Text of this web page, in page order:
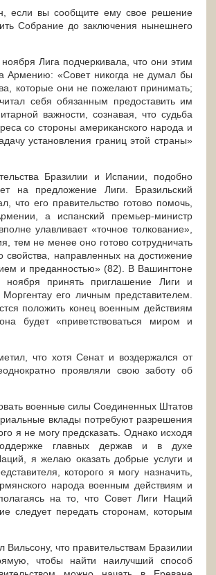
если вы сообщите ему свое решение
Собрание до заключения нынешнего
Лига подчеркивала, что они этим
Армению: «Совет никогда не думал бы
которые они не пожелают принимать;
себя обязанным предоставить им
важности, сознавая, что судьба
со стороны американского народа и
установления границ этой страны»
Бразилии и Испании, подобно
на предложение Лиги. Бразильский
что его правительство готово помочь,
а испанский премьер-министр
улавливает «точное толкование»,
тем не менее оно готово сотрудничать
направленных на достижение
и преданностью» (82). В Вашингтоне
ноября принять приглашение Лиги и
его личным представителем.
положить конец военным действиям
будет «приветствоваться миром и
что хотя Сенат и воздержался от
проявляли свою заботу об
военные силы Соединенных Штатов
вклады потребуют разрешения
я не могу предсказать. Однако исходя
главных держав и в духе
я желаю оказать добрые услуги и
которого я могу назначить,
народа военным действиям и
на то, что Совет Лиги Наций
следует передать сторонам, которым
что правительствам Бразилии
чтобы найти наилучший способ